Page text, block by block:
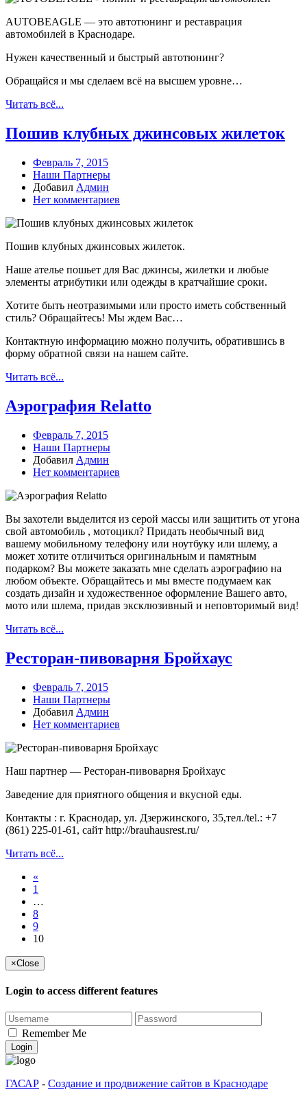
AUTOBEAGLE — это автотюнинг и реставрация
автомобилей в Краснодаре.
Нужен качественный и быстрый автотюнинг?
Обращайся и мы сделаем всё на высшем уровне…
Читать всё...
Пошив клубных джинсовых жилеток
Февраль 7, 2015
Наши Партнеры
Добавил Админ
Нет комментариев
Пошив клубных джинсовых жилеток.
Наше ателье пошьет для Вас джинсы, жилетки и любые
элементы атрибутики или одежды в кратчайшие сроки.
Хотите быть неотразимыми или просто иметь собственный
стиль? Обращайтесь! Мы ждем Вас…
Контактную информацию можно получить, обратившись в
форму обратной связи на нашем сайте.
Читать всё...
Аэрография Relatto
Февраль 7, 2015
Наши Партнеры
Добавил Админ
Нет комментариев
Вы захотели выделится из серой массы или защитить от угона
свой автомобиль , мотоцикл? Придать необычный вид
вашему мобильному телефону или ноутбуку или шлему, а
может хотите отличиться оригинальным и памятным
подарком? Вы можете заказать мне сделать аэрографию на
любом объекте. Обращайтесь и мы вместе подумаем как
создать дизайн и художественное оформление Вашего авто,
мото или шлема, придав эксклюзивный и неповторимый вид!
Читать всё...
Ресторан-пивоварня Бройхаус
Февраль 7, 2015
Наши Партнеры
Добавил Админ
Нет комментариев
Наш партнер — Ресторан-пивоварня Бройхаус
Заведение для приятного общения и вкусной еды.
Контакты : г. Краснодар, ул. Дзержинского, 35,тел./tel.: +7
(861) 225-01-61, сайт http://brauhausrest.ru/
Читать всё...
«
1
…
8
9
10
×Close
Login to access different features
Remember Me
Login
ГАСАР - Создание и продвижение сайтов в Краснодаре